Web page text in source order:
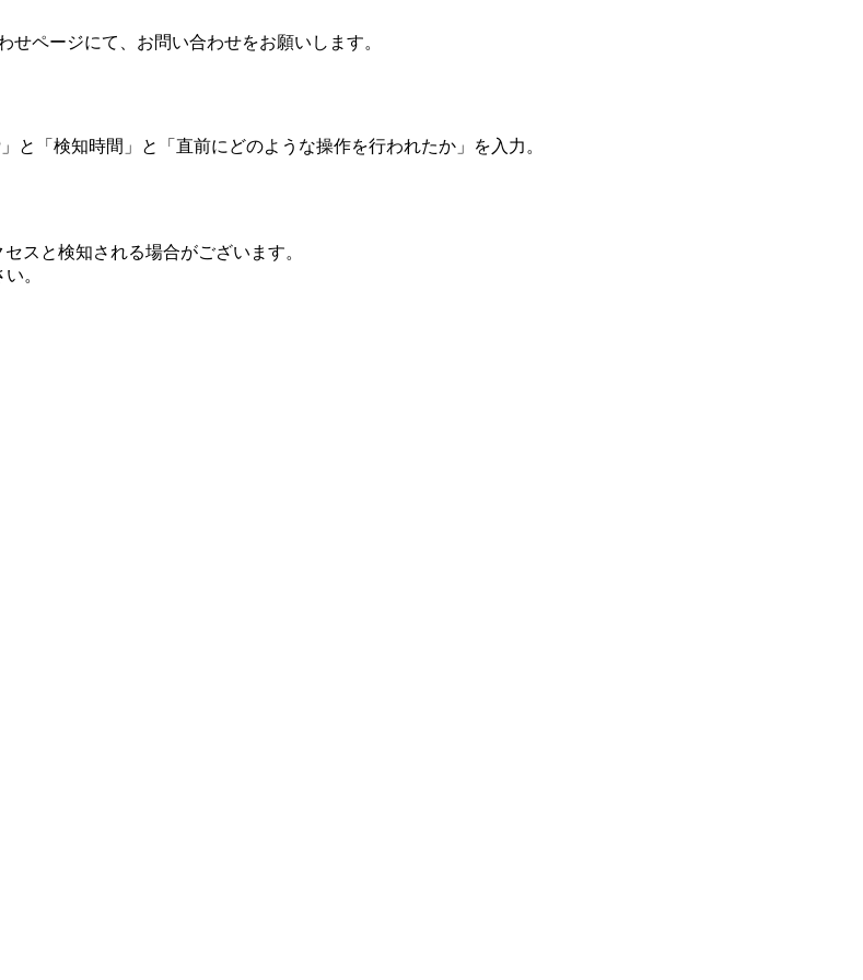
ページにて、お問い合わせをお願いします。
と「検知時間」と「直前にどのような操作を行われたか」を入力。
スと検知される場合がございます。
。